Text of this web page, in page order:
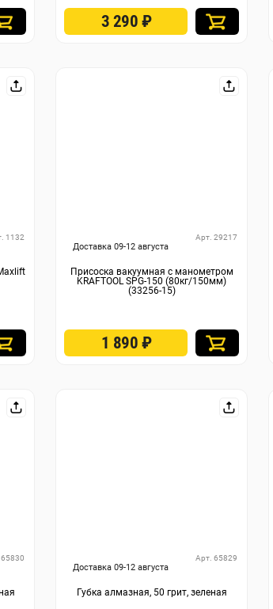
3 290 ₽
1132
Доставка 09-12 августа
Арт. 29217
Присоска вакуумная с манометром
KRAFTOOL SPG-150 (80кг/150мм)
(33256-15)
1 890 ₽
Доставка 09-12 августа
Арт. 65829
Губка алмазная, 50 грит, зеленая